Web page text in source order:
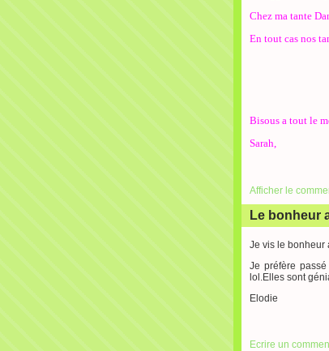
Chez ma tante
En tout cas nos
Bisous a tout le
Sarah,
Afficher le
Le bonheur
Je vis le bonheur
Je préfère
lol.Elles sont
Elodie
Ecrire un